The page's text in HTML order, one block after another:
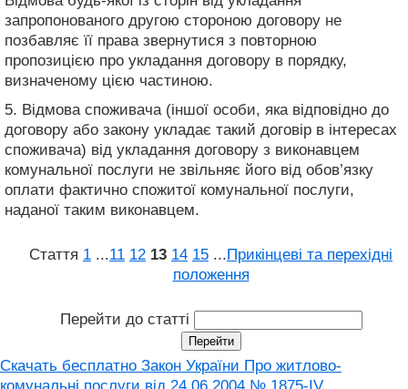
запропонованого другою стороною договору не
позбавляє її права звернутися з повторною
пропозицією про укладання договору в порядку,
визначеному цією частиною.
5. Відмова споживача (іншої особи, яка відповідно до
договору або закону укладає такий договір в інтересах
споживача) від укладання договору з виконавцем
комунальної послуги не звільняє його від обов’язку
оплати фактично спожитої комунальної послуги,
наданої таким виконавцем.
Стаття 1 ...11 12 13 14 15 ...Прикінцеві та перехідні
положення
Перейти до статті
Скачать бесплатно Закон України Про житлово-
комунальні послуги від 24.06.2004 № 1875-IV